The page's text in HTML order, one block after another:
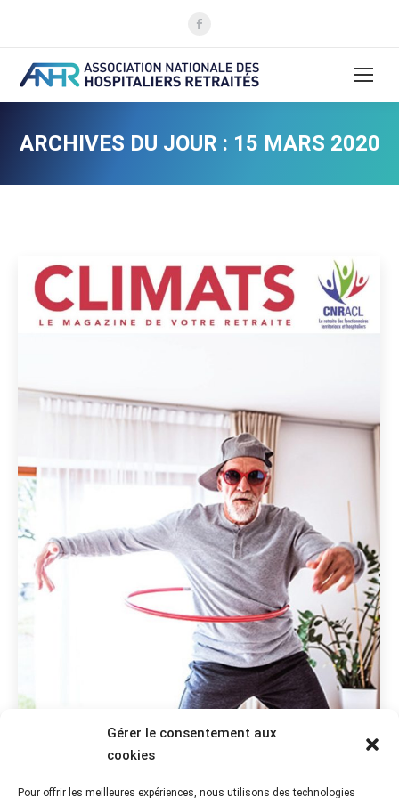
Gérer le consentement aux
cookies
Pour offrir les meilleures expériences, nous utilisons des technologies
Facebook
s'ouvre
une
fenêtre
ARCHIVES DU JOUR : 15 MARS 2020